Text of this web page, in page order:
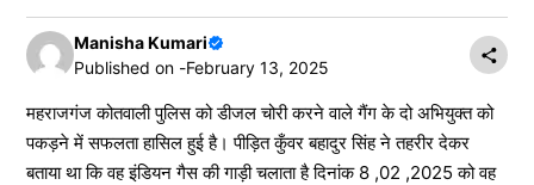
Manisha Kumari
Published on -February 13, 2025
महराजगंज कोतवाली पुलिस को डीजल चोरी करने वाले गैंग के दो अभियुक्त को
पकड़ने में सफलता हासिल हुई है। पीड़ित कुँवर बहादुर सिंह ने तहरीर देकर
बताया था कि वह इंडियन गैस की गाड़ी चलाता है दिनांक 8 ,02 ,2025 को वह